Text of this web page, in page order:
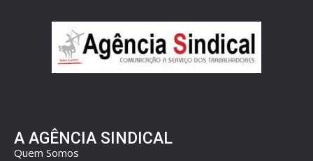
A AGÊNCIA SINDICAL
Quem Somos